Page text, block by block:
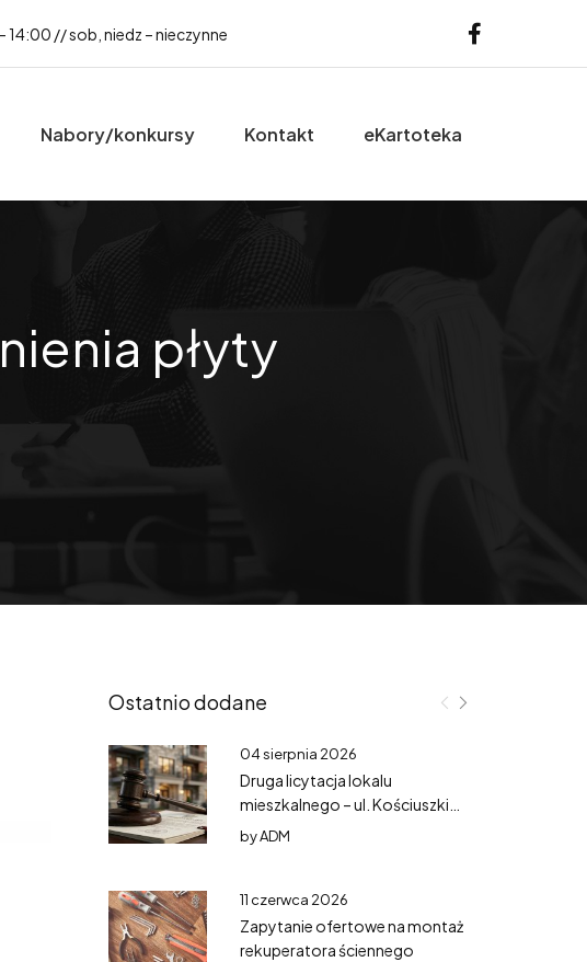
// sob, niedz – nieczynne
Nabory/konkursy Kontakt eKartoteka
płyty
Ostatnio dodane
04 sierpnia 2026
Druga licytacja lokalu
mieszkalnego – ul. Kościuszki
3/3
byADM
11 czerwca 2026
Zapytanie ofertowe na montaż
rekuperatora ściennego